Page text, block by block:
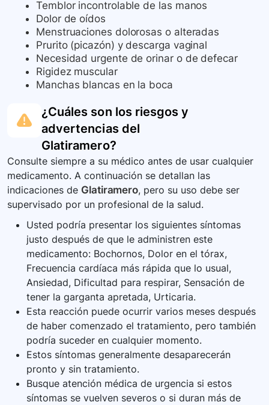
Temblor incontrolable de las manos
Dolor de oídos
Menstruaciones dolorosas o alteradas
Prurito (picazón) y descarga vaginal
Necesidad urgente de orinar o de defecar
Rigidez muscular
Manchas blancas en la boca
¿Cuáles son los riesgos y
advertencias del
Glatiramero?
Consulte siempre a su médico antes de usar cualquier
medicamento. A continuación se detallan las
indicaciones de Glatiramero, pero su uso debe ser
supervisado por un profesional de la salud.
Usted podría presentar los siguientes síntomas
justo después de que le administren este
medicamento: Bochornos, Dolor en el tórax,
Frecuencia cardíaca más rápida que lo usual,
Ansiedad, Dificultad para respirar, Sensación de
tener la garganta apretada, Urticaria.
Esta reacción puede ocurrir varios meses después
de haber comenzado el tratamiento, pero también
podría suceder en cualquier momento.
Estos síntomas generalmente desaparecerán
pronto y sin tratamiento.
Busque atención médica de urgencia si estos
síntomas se vuelven severos o si duran más de